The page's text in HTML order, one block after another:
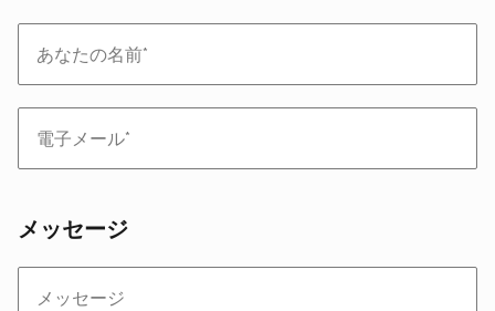
メッセージ